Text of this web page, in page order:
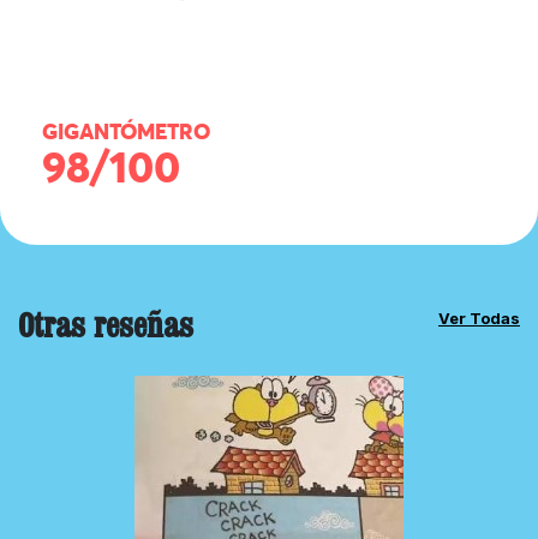
GIGANTÓMETRO
98/100
Otras reseñas Ver Todas